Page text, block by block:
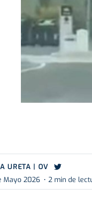
URETA | OV
Mayo 2026
2 min de